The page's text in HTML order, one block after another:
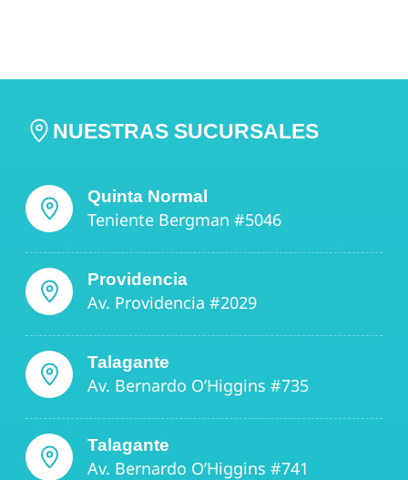
NUESTRAS SUCURSALES
Quinta Normal
Teniente Bergman #5046
Providencia
Av. Providencia #2029
Talagante
Av. Bernardo O’Higgins #735
Talagante
Av. Bernardo O’Higgins #741